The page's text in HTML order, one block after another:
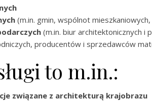
(m.in. gmin, wspólnot
(m.in. biur architektonicznych i
producentów i sprzedawców
to m.in.:
związane z architekturą krajobrazu